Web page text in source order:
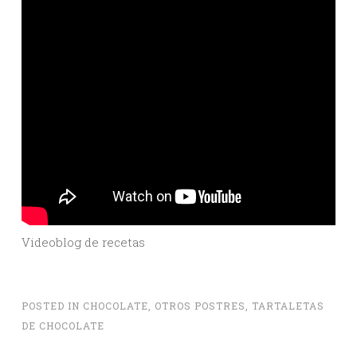
Videoblog de recetas
POSTED IN CHOCOLATE OTROS POSTRES
TARTALETAS
DE CHOCOLATE